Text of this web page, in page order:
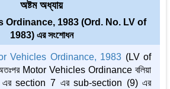
অষ্টম অধ্যায়
Ordinance, 1983 (Ord. No. LV of
1983) এর সংশোধন
Vehicles Ordinance, 1983 (LV of
Motor Vehicles Ordinance বলিয়া
এর section 7 এর sub-section (9) এর